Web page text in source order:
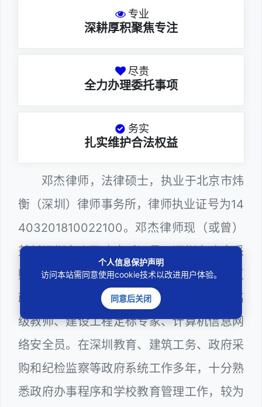
专业
深耕厚积聚焦专注
尽责
全力办理委托事项
务实
扎实维护合法权益
邓杰律师，法律硕士，执业于北京市炜
衡（深圳）律师事务所，律师执业证号为14
403201810022100。邓杰律师现（或曾）
兼任深圳市人民政府听证员、深圳市政府采
购评审专家（法律类），曾担任深圳市某区
政府部门公职律师、深圳市某区公办学校高
级教师、建设工程定标专家、计算机信息网
络安全员。在深圳教育、建筑工务、政府采
购和纪检监察等政府系统工作多年，十分熟
悉政府办事程序和学校教育管理工作，较为
个人信息保护声明
访问本站需同意使用cookie技术以改进用户体验。
同意后关闭